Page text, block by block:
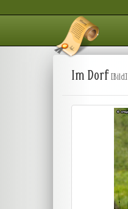
Im Dorf[Bild]